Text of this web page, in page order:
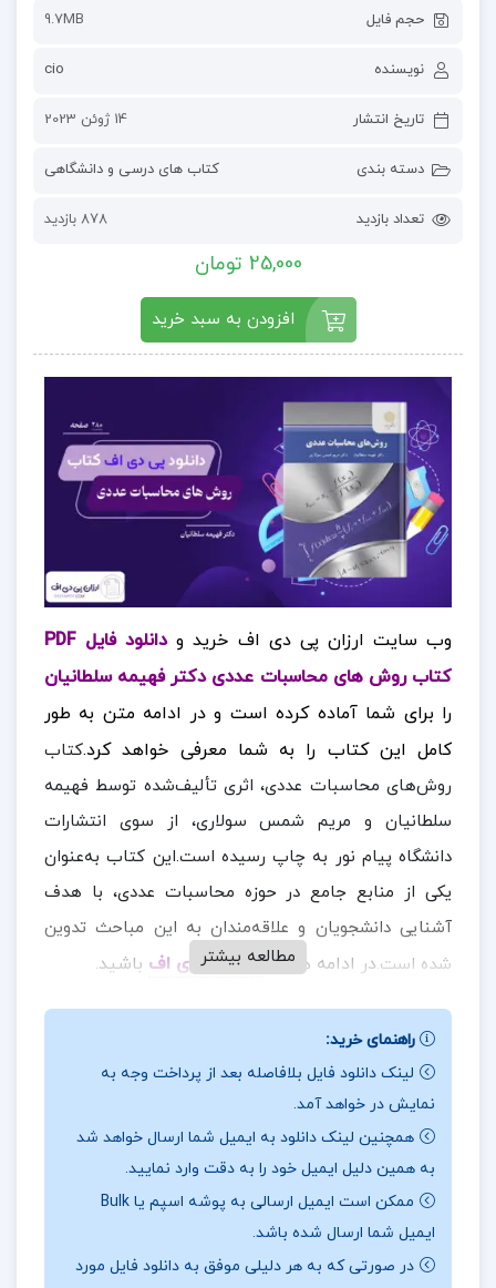
حجم فایل 9.7MB
نویسنده cio
تاریخ انتشار 14 ژوئن 2023
دسته بندی کتاب های درسی و دانشگاهی
تعداد بازدید 878 بازدید
25,000 تومان
افزودن به سبد خرید
وب سایت ارزان پی دی اف خرید و
دانلود فایل PDF
کتاب روش های محاسبات عددی دکتر فهیمه سلطانیان
را برای شما آماده کرده است و در ادامه متن به طور
کامل این کتاب را به شما معرفی خواهد کرد.کتاب
روش‌های محاسبات عددی، اثری تألیف‌شده توسط فهیمه
سلطانیان و مریم شمس سولاری، از سوی انتشارات
دانشگاه پیام نور به چاپ رسیده است.این کتاب به‌عنوان
یکی از منابع جامع در حوزه محاسبات عددی، با هدف
آشنایی دانشجویان و علاقه‌مندان به این مباحث تدوین
شده است.در ادامه همراهارزان پی دی اف باشید.
نقد و بررسی کتاب روش های محاسبات عددی دکتر
فهیمه سلطانیان:
محاسبات عددی به‌عنوان یکی از شاخه‌های مهم ریاضیات
کاربردی، ابزارهای قدرتمندی را در اختیار دانشجویان و
پژوهشگران قرار می‌دهد تا بتوانند مسائل پیچیده ریاضی را
که اغلب در دنیای واقعی و در شرایط عملی با آن‌ها روبه‌رو
می‌شوند، به شکلی مؤثر و دقیق حل کنند.این روش‌ها بر
پایه‌ی استفاده از تکنیک‌های تقریبی طراحی شده‌اند که
مطالعه بیشتر
راهنمای خرید:
لینک دانلود فایل بلافاصله بعد از پرداخت وجه به
نمایش در خواهد آمد.
همچنین لینک دانلود به ایمیل شما ارسال خواهد شد
به همین دلیل ایمیل خود را به دقت وارد نمایید.
ممکن است ایمیل ارسالی به پوشه اسپم یا Bulk
ایمیل شما ارسال شده باشد.
در صورتی که به هر دلیلی موفق به دانلود فایل مورد